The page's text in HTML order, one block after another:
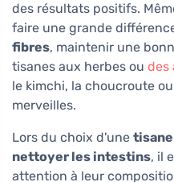
des résultats positifs.
faire une grande
fibres, maintenir une
tisanes aux herbes ou des
le kimchi, la choucroute
merveilles.
Lors du choix d'une
nettoyer les intestins, il
attention à leur